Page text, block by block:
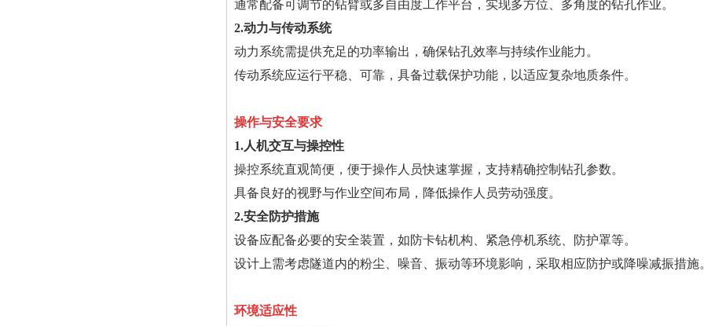
通常配备可调节的钻臂或多自由度工作平台，实现多方位、多角度的钻孔作业。
2.动力与传动系统
动力系统需提供充足的功率输出，确保钻孔效率与持续作业能力。
传动系统应运行平稳、可靠，具备过载保护功能，以适应复杂地质条件。
操作与安全要求
1.人机交互与操控性
操控系统直观简便，便于操作人员快速掌握，支持精确控制钻孔参数。
具备良好的视野与作业空间布局，降低操作人员劳动强度。
2.安全防护措施
设备应配备必要的安全装置，如防卡钻机构、紧急停机系统、防护罩等。
设计上需考虑隧道内的粉尘、噪音、振动等环境影响，采取相应防护或降噪减振措施
环境适应性